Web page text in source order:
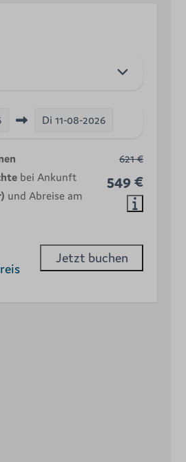
Di 11-08-2026
621 €
549 €
bei Ankunft
und Abreise am
Jetzt buchen